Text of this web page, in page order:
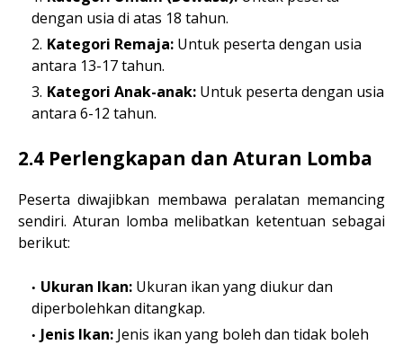
dengan usia di atas 18 tahun.
Kategori Remaja: Untuk peserta dengan usia
antara 13-17 tahun.
Kategori Anak-anak: Untuk peserta dengan usia
antara 6-12 tahun.
2.4 Perlengkapan dan Aturan Lomba
Peserta diwajibkan membawa peralatan memancing
sendiri. Aturan lomba melibatkan ketentuan sebagai
berikut:
Ukuran Ikan: Ukuran ikan yang diukur dan
diperbolehkan ditangkap.
Jenis Ikan: Jenis ikan yang boleh dan tidak boleh